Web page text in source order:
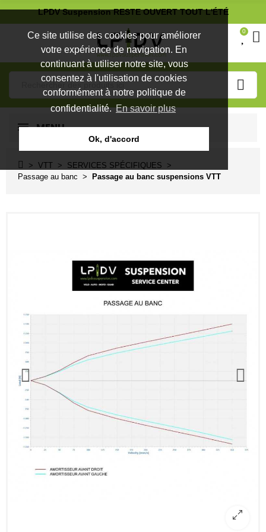
Ce site utilise des cookies pour améliorer
votre expérience de navigation. En
continuant à utiliser notre site, vous
consentez à l'utilisation de cookies
conformément à notre politique de
confidentialité.En savoir plus
Ok, d'accord
LPDV Suspension RESTE OUVERT TOUT L'ÉTÉ
0
MENU
VTT
SERVICES SPÉCIFIQUES
Passage au banc
Passage au banc suspensions VTT